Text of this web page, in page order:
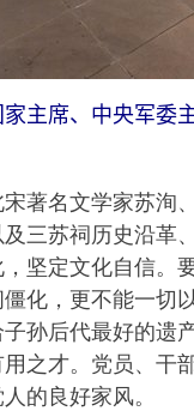
席、中央军委
名文学家苏洵
三苏祠历史沿
坚定文化自信
化，更不能一
孙后代最好的
之才。党员、
的良好家风。